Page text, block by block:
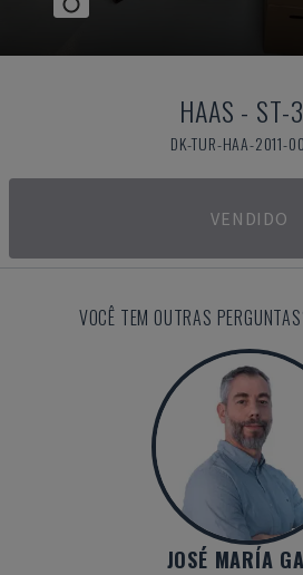
HAAS - ST-
DK-TUR-HAA-2011-
VENDIDO
VOCÊ TEM OUTRAS
JOSÉ MARÍA